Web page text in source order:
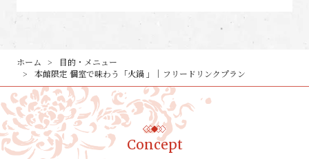
ホーム
目的・メニュー
本館限定 個室で味わう「火鍋 」｜フリードリンクプラン
Concept